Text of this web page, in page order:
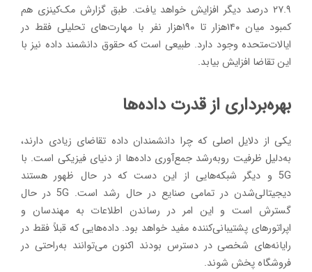
۲۷.۹ درصد دیگر افزایش خواهد یافت. طبق گزارش مک‌کینزی هم
کمبود میان ۱۴۰هزار تا ۱۹۰هزار نفر با مهارت‌های تحلیلی فقط در
ایالات‌متحده وجود دارد. طبیعی است که حقوق دانشمند داده نیز با
این تقاضا افزایش بیابد.
بهره‌برداری از قدرت داده‌ها
یکی از دلایل اصلی که چرا دانشمندان داده تقاضای زیادی دارند،
به‌دلیل ظرفیت روبه‌رشد جمع‌آوری داده‌ها از دنیای فیزیکی است. با
5G و دیگر شبکه‌هایی از این دست که در حال ظهور هستند
دیجیتالی‌شدن در تمامی صنایع در حال رشد است. 5G در حال
گسترش است و این امر در رساندن اطلاعات به مهندسان و
اپراتورهای پشتیبانی‌کننده مفید خواهد بود. داده‌هایی که قبلاً فقط در
رایانه‌های شخصی در دسترس بودند اکنون می‌توانند به‌راحتی در
فروشگاه پخش شوند.